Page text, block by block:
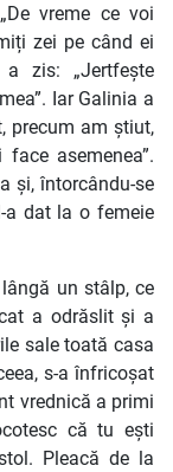
vreme ce voi
zei pe când ei
a zis: „Jertfește
Iar Galinia a
precum am știut,
asemenea”.
și, întorcându-se
a dat la o femeie
un stâlp, ce
a odrăslit și a
sale toată casa
s-a înfricoșat
vrednică a primi
că tu ești
Pleacă de la